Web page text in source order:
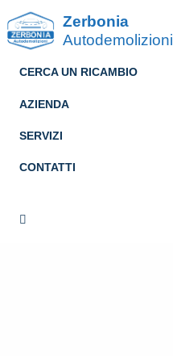
Zerbonia
Autodemolizioni
CERCA UN RICAMBIO
AZIENDA
SERVIZI
CONTATTI